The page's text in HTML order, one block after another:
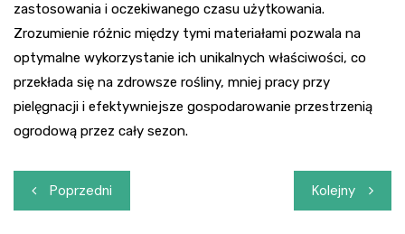
zastosowania i oczekiwanego czasu użytkowania.
Zrozumienie różnic między tymi materiałami pozwala na
optymalne wykorzystanie ich unikalnych właściwości, co
przekłada się na zdrowsze rośliny, mniej pracy przy
pielęgnacji i efektywniejsze gospodarowanie przestrzenią
ogrodową przez cały sezon.
Nawigacja
wpisu
Poprzedni Kolejny